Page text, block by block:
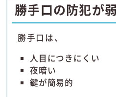
勝手口の防犯が
勝手口は、
人目につきにくい
夜暗い
鍵が簡易的